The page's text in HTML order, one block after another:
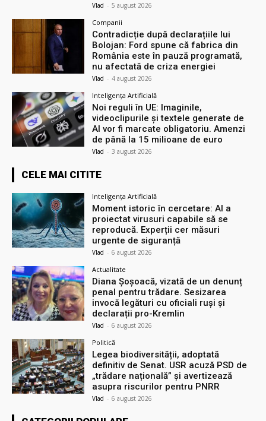
Vlad - 5 august 2026
Companii
Contradicție după declarațiile lui
Bolojan: Ford spune că fabrica din
România este în pauză programată,
nu afectată de criza energiei
Vlad - 4 august 2026
Inteligența Artificială
Noi reguli în UE: Imaginile,
videoclipurile și textele generate de
AI vor fi marcate obligatoriu. Amenzi
de până la 15 milioane de euro
Vlad - 3 august 2026
CELE MAI CITITE
Inteligența Artificială
Moment istoric în cercetare: AI a
proiectat virusuri capabile să se
reproducă. Experții cer măsuri
urgente de siguranță
Vlad - 6 august 2026
Actualitate
Diana Șoșoacă, vizată de un denunț
penal pentru trădare. Sesizarea
invocă legături cu oficiali ruși și
declarații pro-Kremlin
Vlad - 6 august 2026
Politică
Legea biodiversității, adoptată
definitiv de Senat. USR acuză PSD de
„trădare națională” și avertizează
asupra riscurilor pentru PNRR
Vlad - 6 august 2026